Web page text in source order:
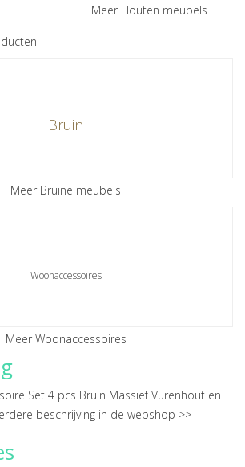
Meer Houten meubels
Bruin
Meer Bruine meubels
Woonaccessoires
Meer Woonaccessoires
Set 4 pcs Bruin Massief Vurenhout en
beschrijving in de webshop >>